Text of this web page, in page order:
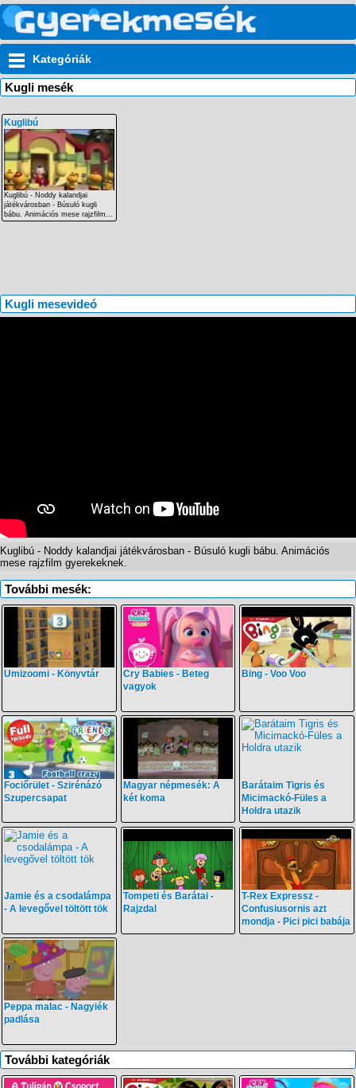
Kategóriák
Kugli mesék
Kuglibú
Kuglibú - Noddy kalandjai
játékvárosban - Búsuló kugli
bábu. Animációs mese rajzfilm...
Kugli mesevideó
Kuglibú - Noddy kalandjai játékvárosban - Búsuló kugli bábu. Animációs
mese rajzfilm gyerekeknek.
További mesék:
Umizoomi - Könyvtár
Cry Babies - Beteg
vagyok
Bing - Voo Voo
Fociőrület - Szirénázó
Szupercsapat
Magyar népmesék: A
két koma
Barátaim Tigris és
Micimackó-Füles a
Holdra utazik
Jamie és a csodalámpa
- A levegővel töltött tök
Tompeti és Barátai -
Rajzdal
T-Rex Expressz -
Confusiusornis azt
mondja - Pici pici babája
Peppa malac - Nagyiék
padlása
További kategóriák